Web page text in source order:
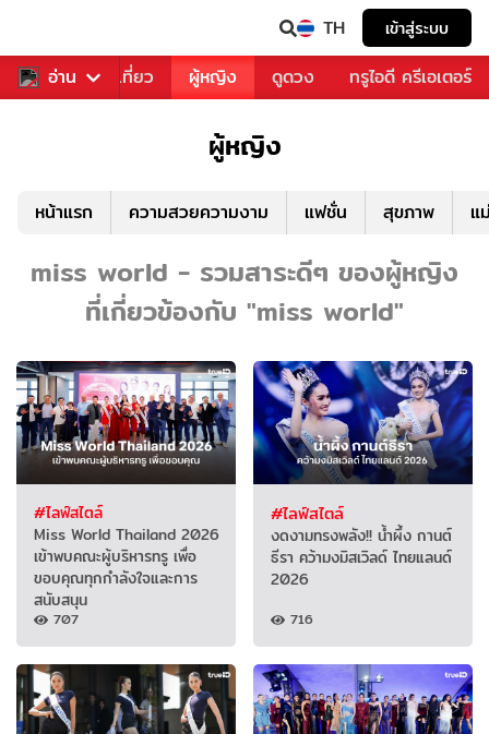
TH เข้าสู่ระบบ
อ่าน
อาหาร ท่องเที่ยว ผู้หญิง ดูดวง ทรูไอดี ครีเอเตอร์
ผู้หญิง
หน้าแรก ความสวยความงาม แฟชั่น สุขภาพ แ
miss world - รวมสาระดีๆ ของผู้หญิง
ที่เกี่ยวข้องกับ "miss world"
#ไลฟ์สไตล์
Miss World Thailand 2026
เข้าพบคณะผู้บริหารทรู เพื่อ
ขอบคุณทุกกำลังใจและการ
สนับสนุน
707
#ไลฟ์สไตล์
งดงามทรงพลัง!! น้ำผึ้ง กานต์
ธีรา คว้ามงมิสเวิลด์ ไทยแลนด์
2026
716